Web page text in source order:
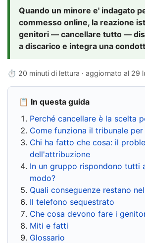
Quando un minore e' indagato
commesso online, la reazione
genitori — cancellare tutto —
a discarico e integra una
⏱ 20 minuti di lettura · aggiornato al 29
📋 In questa guida
Perché cancellare è la scelta
Come funziona il tribunale per
Chi ha fatto che cosa: il
dell'attribuzione
In un gruppo rispondono tutti
modo?
Quali conseguenze restano
Il telefono sequestrato
Che cosa devono fare i
Miti e fatti
Glossario